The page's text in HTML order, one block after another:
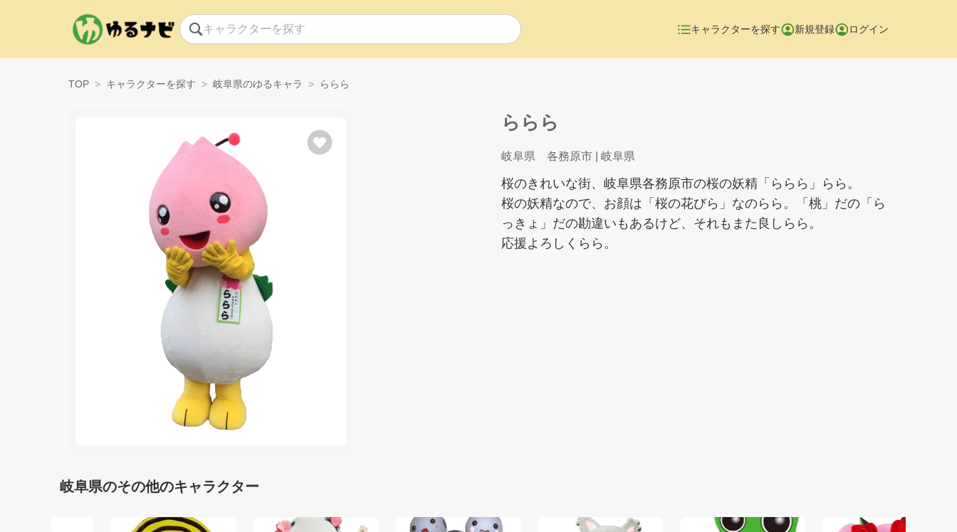
キャラクターを探す 新規登録 ログイン
TOP キャラクターを探す 岐阜県のゆるキャラ ららら
ららら
岐阜県 各務原市 | 岐阜県
桜のきれいな街、岐阜県各務原市の桜の妖精「ららら」らら。
桜の妖精なので、お顔は「桜の花びら」なのらら。「桃」だの「ら
っきょ」だの勘違いもあるけど、それもまた良しらら。
応援よろしくらら。
岐阜県のその他のキャラクター